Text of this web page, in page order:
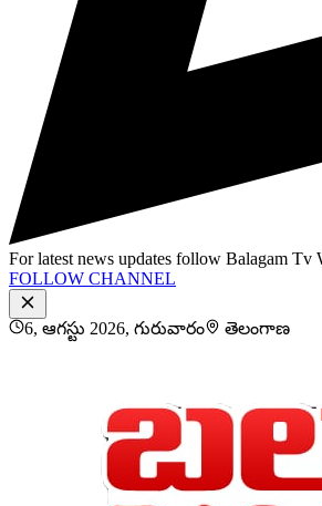
For latest news updates follow Balagam Tv
FOLLOW CHANNEL
6, ఆగస్టు 2026, గురువారం తెలంగాణ